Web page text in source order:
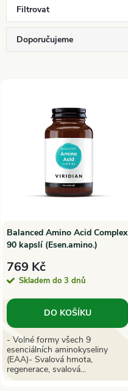
Filtrovat
Ř
p
r
o
d
u
k
Doporučujeme
Nejprodávanější
Abecedně
p
r
o
d
u
Balanced Amino Acid Complex
90 kapslí (Esen.amino.)
769 Kč
Skladem do 3 dnů
DO KOŠÍKU
- Volné formy všech 9
esenciálních aminokyseliny
(EAA)- Svalová hmota,
regenerace, svalová...